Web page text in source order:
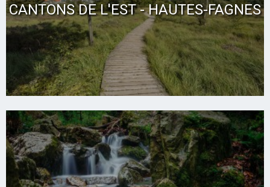
CANTONS DE L'EST - HAUTES-FAGNES